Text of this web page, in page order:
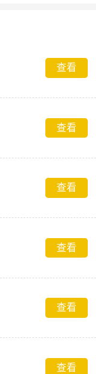
查看
查看
查看
查看
查看
查看